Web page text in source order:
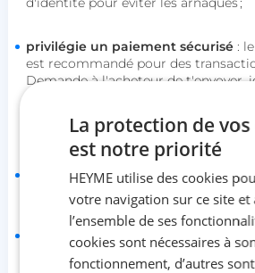
privilégie un paiement sécurisé: le
est recommandé pour des
Demande à l'acheteur de t'envoyer,
avant la récupération du véhicule,
banque émettrice ;
remplis le certificat de cession:
exemplaires (un pour toi, un pour
déclare la vente en ligne
: va sur le
officialiser la cession. Cela te
futures commises avec le véhicule.
La protection de
est notre priorité
HEYME utilise des cookies
votre navigation sur ce site et
l’ensemble de ses
cookies sont nécessaires à
fonctionnement, d’autres